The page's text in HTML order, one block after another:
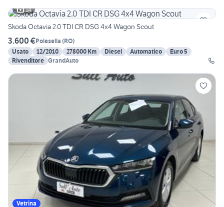
14
Skoda Octavia 2.0 TDI CR DSG 4x4 Wagon Scout
3.600 €Polesella (RO)
Usato
12/2010 278000 Km Diesel Automatico
Euro 5
Rivenditore GrandAuto
Vetrina